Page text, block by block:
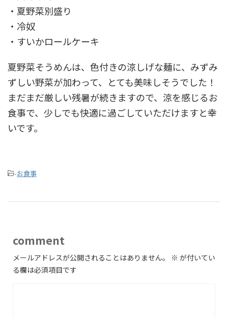
・夏野菜別盛り
・冷奴
・すいかロールケーキ
夏野菜そうめんは、色付きの涼しげな麺に、みずみ
ずしい野菜が加わって、とても美味しそうでした！
まだまだ厳しい残暑が続きますので、涼を感じるお
食事で、少しでも快適に過ごしていただけますと幸
いです。
-お食事
comment
メールアドレスが公開されることはありません。 ※ が付いてい
る欄は必須項目です